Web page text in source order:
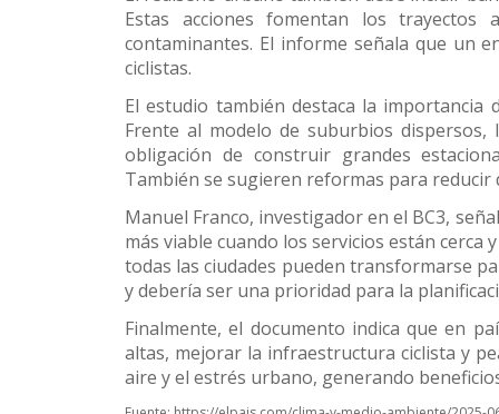
Estas acciones fomentan los
contaminantes. El informe señala que un
ciclistas.
El estudio también destaca la importancia
Frente al modelo de suburbios
obligación de construir grandes
También se sugieren reformas para reducir
Manuel Franco, investigador en el BC3,
más viable cuando los servicios están cerca
todas las ciudades pueden transformarse
y debería ser una prioridad para la
Finalmente, el documento indica que en
altas, mejorar la infraestructura ciclista y
aire y el estrés urbano, generando